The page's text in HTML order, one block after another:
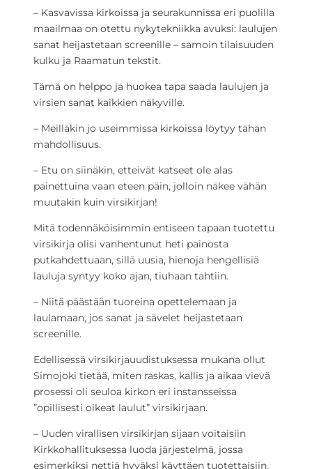
– Kasvavissa kirkoissa ja seurakunnissa eri puolilla
maailmaa on otettu nykytekniikka avuksi: laulujen
sanat heijastetaan screenille – samoin tilaisuuden
kulku ja Raamatun tekstit.
Tämä on helppo ja huokea tapa saada laulujen ja
virsien sanat kaikkien näkyville.
– Meilläkin jo useimmissa kirkoissa löytyy tähän
mahdollisuus.
– Etu on siinäkin, etteivät katseet ole alas
painettuina vaan eteen päin, jolloin näkee vähän
muutakin kuin virsikirjan!
Mitä todennäköisimmin entiseen tapaan tuotettu
virsikirja olisi vanhentunut heti painosta
putkahdettuaan, sillä uusia, hienoja hengellisiä
lauluja syntyy koko ajan, tiuhaan tahtiin.
– Niitä päästään tuoreina opettelemaan ja
laulamaan, jos sanat ja sävelet heijastetaan
screenille.
Edellisessä virsikirjauudistuksessa mukana ollut
Simojoki tietää, miten raskas, kallis ja aikaa vievä
prosessi oli seuloa kirkon eri instansseissa
”opillisesti oikeat laulut” virsikirjaan.
– Uuden virallisen virsikirjan sijaan voitaisiin
Kirkkohallituksessa luoda järjestelmä, jossa
esimerkiksi nettiä hyväksi käyttäen tuotettaisiin,